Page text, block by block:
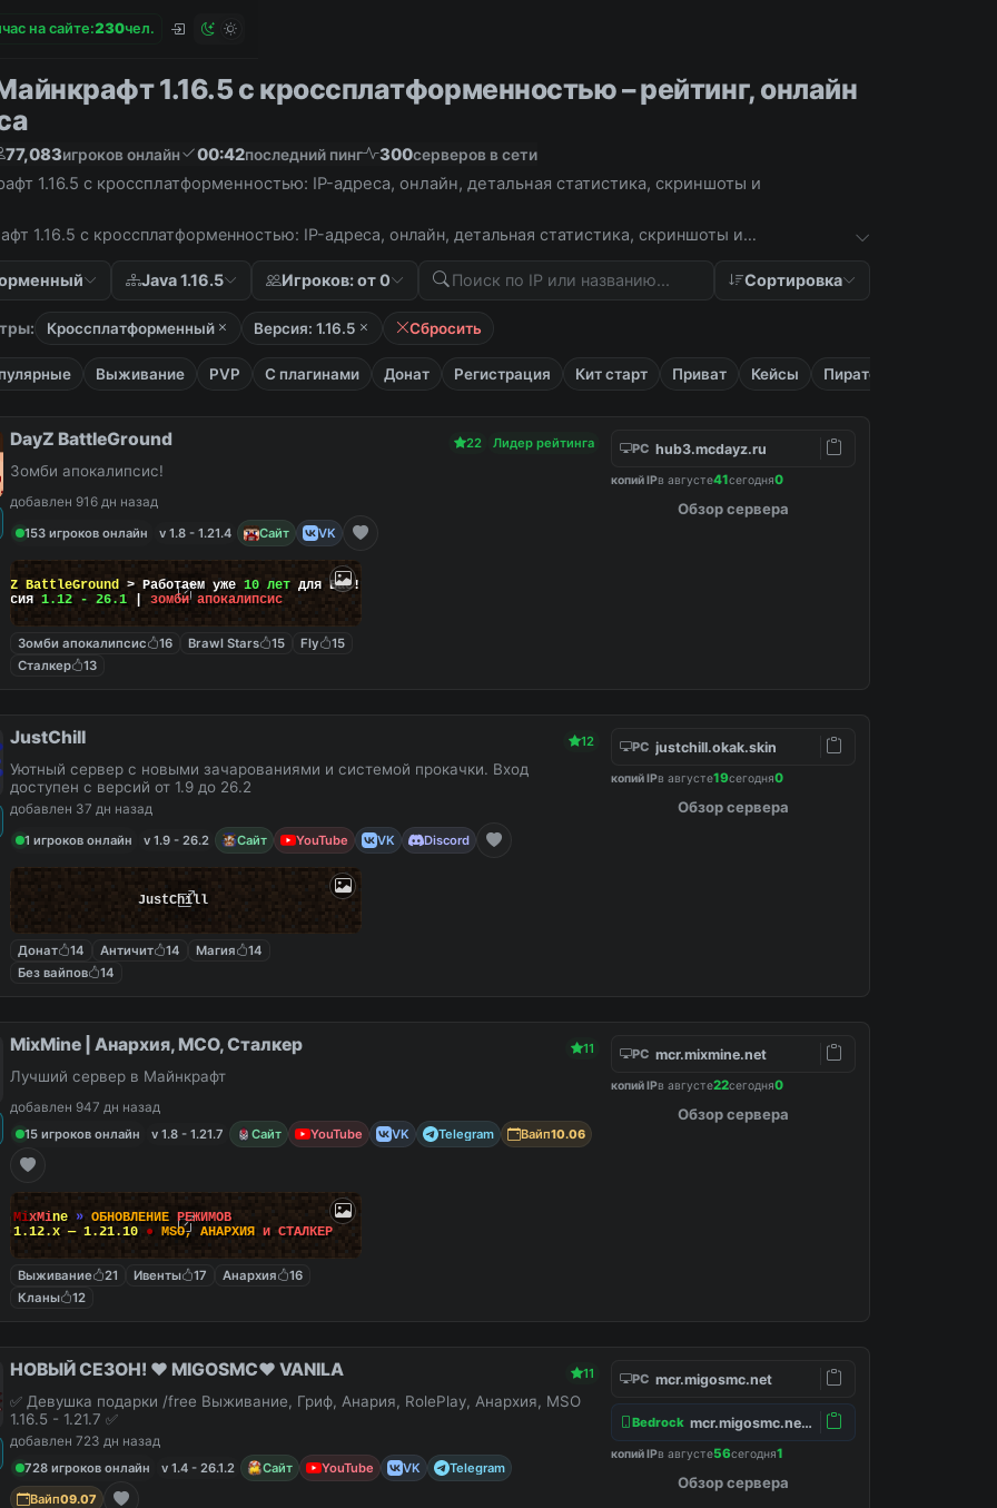
на сайте:230чел.
1.16.5 с кроссплатформенностью – рейтинг, онлайн
77,083игроков онлайн 00:42последний пинг 300серверов в сети
1.16.5 с кроссплатформенностью: IP-адреса, онлайн, детальная статистика, скриншоты и
1.16.5 с кроссплатформенностью: IP-адреса, онлайн, детальная статистика, скриншоты и
Java 1.16.5 Игроков: от 0 Сортировка
Кроссплатформенный Версия: 1.16.5 Сбросить
Выживание PVP С плагинами Донат Регистрация Кит старт Приват Кейсы Пиратские
DayZ BattleGround 22 Лидер рейтинга
Зомби апокалипсис!
добавлен 916 дн назад
153 игроков онлайн
v 1.8 - 1.21.4 Сайт VK
BattleGround > Работаем уже 10 лет для Вас!
1.12 - 26.1 зомби апокалипсис
Зомби апокалипсис 16 Brawl Stars 15 Fly
15
Сталкер
13
PC hub3.mcdayz.ru
копий IPв августе41сегодня0
Обзор сервера
JustChill 12
Уютный сервер с новыми зачарованиями и системой прокачки. Вход
доступен с версий от 1.9 до 26.2
добавлен 37 дн назад
1 игроков онлайн
v 1.9 - 26.2 Сайт YouTube VK Discord
JustChill
Донат 14 Античит 14 Магия
14
Без вайпов
14
PC justchill.okak.skin
копий IPв августе19сегодня0
Обзор сервера
MixMine | Анархия, МСО, Сталкер 11
Лучший сервер в Майнкрафт
добавлен 947 дн назад
15 игроков онлайн
v 1.8 - 1.21.7 Сайт YouTube VK Telegram Вайп10.06
MixMine » ОБНОВЛЕНИЕ РЕЖИМОВ
1.12.x — 1.21.10 ● MSO, АНАРХИЯ и СТАЛКЕР
Выживание 21 Ивенты 17 Анархия
16
Кланы
12
PC mcr.mixmine.net
копий IPв августе22сегодня0
Обзор сервера
НОВЫЙ СЕЗОН! ❤️ MIGOSMC❤️ VANILA 11
✅ Девушка подарки /free Выживание, Гриф, Анария, RolePlay, Анархия, MSO
1.16.5 - 1.21.7 ✅
добавлен 723 дн назад
728 игроков онлайн
v 1.4 - 26.1.2 Сайт YouTube VK
Telegram
Вайп09.07
PC mcr.migosmc.net
Bedrock mcr.migosmc.net:19132
копий IPв августе56сегодня1
Обзор сервера